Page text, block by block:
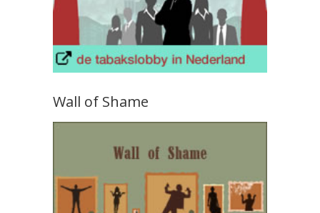
Wall of Shame